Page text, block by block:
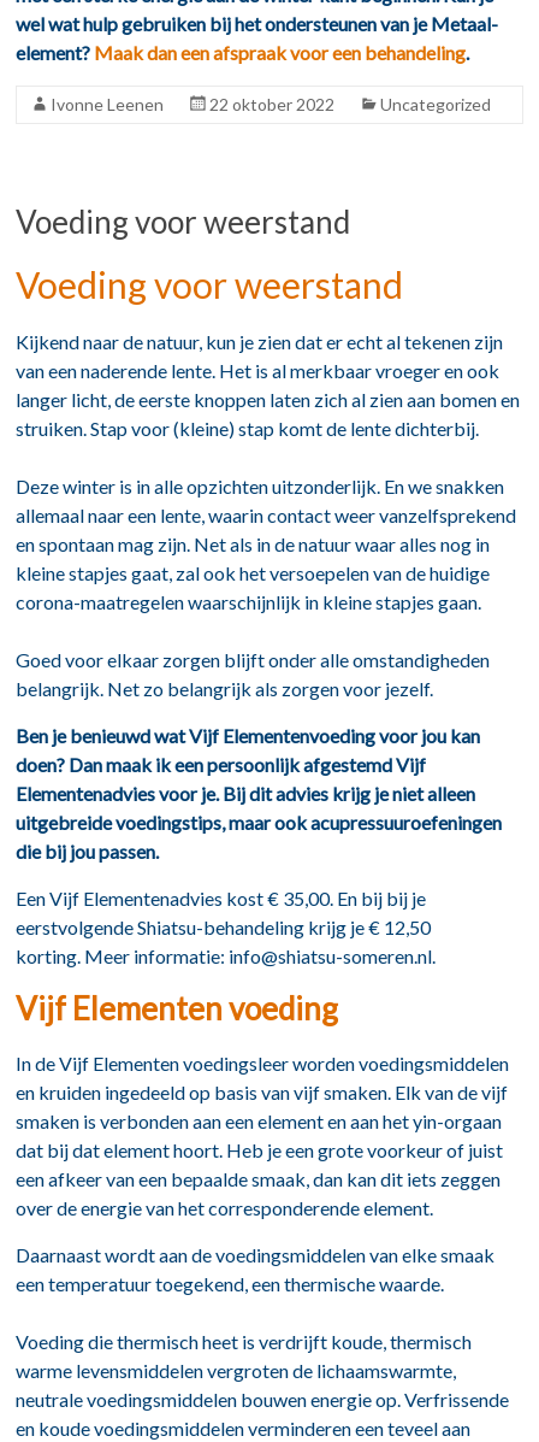
wel wat hulp gebruiken bij het ondersteunen van je Metaal-
element? Maak dan een afspraak voor een behandeling.
Ivonne Leenen 22 oktober 2022 Uncategorized
Voeding voor weerstand
Voeding voor weerstand
Kijkend naar de natuur, kun je zien dat er echt al tekenen zijn
van een naderende lente. Het is al merkbaar vroeger en ook
langer licht, de eerste knoppen laten zich al zien aan bomen en
struiken. Stap voor (kleine) stap komt de lente dichterbij.
Deze winter is in alle opzichten uitzonderlijk. En we snakken
allemaal naar een lente, waarin contact weer vanzelfsprekend
en spontaan mag zijn. Net als in de natuur waar alles nog in
kleine stapjes gaat, zal ook het versoepelen van de huidige
corona-maatregelen waarschijnlijk in kleine stapjes gaan.
Goed voor elkaar zorgen blijft onder alle omstandigheden
belangrijk. Net zo belangrijk als zorgen voor jezelf.
Ben je benieuwd wat Vijf Elementenvoeding voor jou kan
doen? Dan maak ik een persoonlijk afgestemd Vijf
Elementenadvies voor je.Bij dit advies krijg je niet alleen
uitgebreide voedingstips, maar ook acupressuuroefeningen
die bij jou passen.
Een Vijf Elementenadvies kost € 35,00. En bij bij je
eerstvolgende Shiatsu-behandeling krijg je € 12,50
korting. Meer informatie: info@shiatsu-someren.nl.
Vijf Elementen voeding
In de Vijf Elementen voedingsleer worden voedingsmiddelen
en kruiden ingedeeld op basis van vijf smaken. Elk van de vijf
smaken is verbonden aan een element en aan het yin-orgaan
dat bij dat element hoort. Heb je een grote voorkeur of juist
een afkeer van een bepaalde smaak, dan kan dit iets zeggen
over de energie van het corresponderende element.
Daarnaast wordt aan de voedingsmiddelen van elke smaak
een temperatuur toegekend, een thermische waarde.
Voeding die thermisch heet is verdrijft koude, thermisch
warme levensmiddelen vergroten de lichaamswarmte,
neutrale voedingsmiddelen bouwen energie op. Verfrissende
en koude voedingsmiddelen verminderen een teveel aan